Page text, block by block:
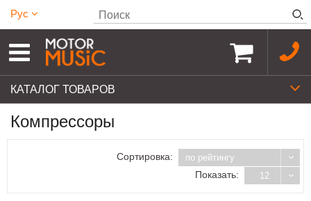
Рус
КАТАЛОГ ТОВАРОВ
Компрессоры
Сортировка: по рейтингу
Показать: 12